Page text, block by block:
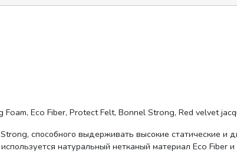
Eco Fiber, Protect Felt, Bonnel Strong, Red velvet
способного выдерживать высокие статические и
натуральный нетканый материал Eco Fiber